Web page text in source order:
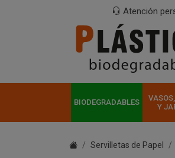
Atención
BIODEGRADABLES
Y
Servilletas de Papel